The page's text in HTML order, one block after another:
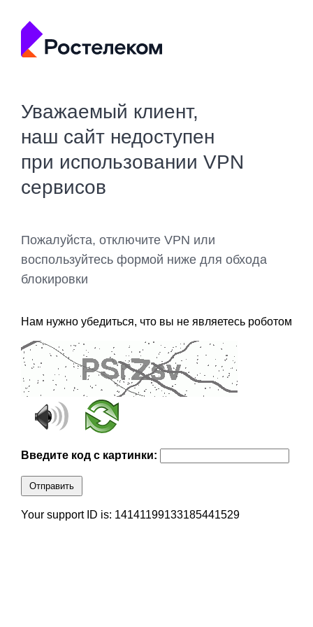
Уважаемый клиент,
наш сайт недоступен
при использовании VPN
сервисов
Пожалуйста, отключите VPN или
воспользуйтесь формой ниже для обхода
блокировки
Нам нужно убедиться, что вы не являетесь роботом
Введите код с картинки:
Отправить
Your support ID is: 14141199133185441529